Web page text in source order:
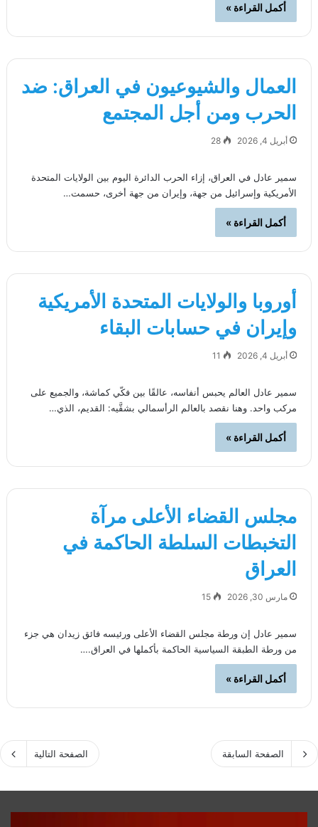
أكمل القراءة »
العمال والشيوعيون في العراق: ضد
الحرب ومن أجل المجتمع
أبريل 4, 2026 28
سمير عادل في العراق، إزاء الحرب الدائرة اليوم بين الولايات المتحدة
الأمريكية وإسرائيل من جهة، وإيران من جهة أخرى، حسمت…
أكمل القراءة »
أوروبا والولايات المتحدة الأمريكية
وإيران في حسابات البقاء
أبريل 4, 2026 11
سمير عادل العالم يحبس أنفاسه، عالقًا بين فكّي كماشة، والجميع على
مركب واحد. وهنا نقصد بالعالم الرأسمالي بشقَّيه: القديم، الذي…
أكمل القراءة »
مجلس القضاء الأعلى مرآة
التخبطات السلطة الحاكمة في
العراق
مارس 30, 2026 15
سمير عادل إن ورطة مجلس القضاء الأعلى ورئيسه فائق زيدان هي جزء
من ورطة الطبقة السياسية الحاكمة بأكملها في العراق.…
أكمل القراءة »
الصفحة السابقة الصفحة التالية